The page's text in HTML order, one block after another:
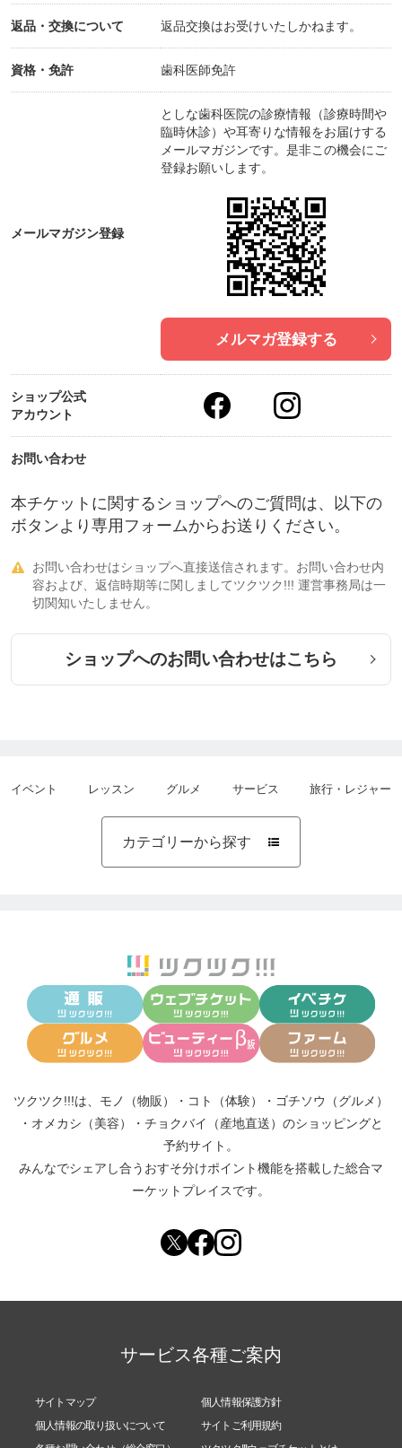
返品・交換について 返品交換はお受けいたしかねます。
資格・免許 歯科医師免許
メールマガジン登録
としな歯科医院の診療情報（診療時間や
臨時休診）や耳寄りな情報をお届けする
メールマガジンです。是非この機会にご
登録お願いします。
メルマガ登録する
ショップ公式
アカウント
お問い合わせ
本チケットに関するショップへのご質問は、以下の
ボタンより専用フォームからお送りください。

お問い合わせはショップへ直接送信されます。お問い合わせ内
容および、返信時期等に関しましてツクツク!!! 運営事務局は一
切関知いたしません。
ショップへのお問い合わせはこちら
イベント レッスン グルメ サービス 旅行・レジャー
カテゴリーから探す 
ツクツク!!!は、 モノ（物販） ・ コト（体験） ・ ゴチソウ（グルメ）
・ オメカシ（美容） ・ チョクバイ（産地直送） のショッピングと
予約サイト。
みんなでシェアし合う おすそ分けポイント機能を搭載した総合マ
ーケットプレイスです。
サービス各種ご案内
サイトマップ
個人情報保護方針
個人情報の取り扱いについて
サイトご利用規約